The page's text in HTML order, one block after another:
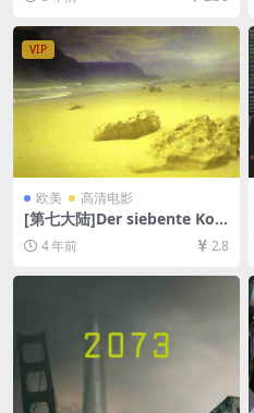
云盘资源1080P超清未删减]
[MP4/6.3GB][中英字幕]【手
机无法在线播放，请下载防和
谐压缩包（含解压密码）】
VIP
欧美 高清电影
[第七大陆]Der siebente Kon
tinent (1989)[百度网盘+迅雷
云盘资源1080P超清未删减]
[MP4/6.8GB][中文字幕]
4 年前 2.8